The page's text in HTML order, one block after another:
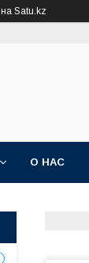
на Satu.kz
О НАС